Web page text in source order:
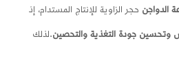
الدواجن حجر الزاوية للإنتاج المستدام، إذ
وتحسين جودة التغذية والتحصين.لذلك